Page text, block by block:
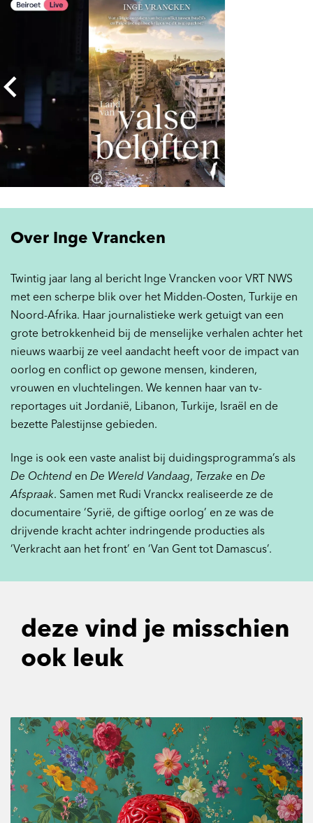
Over Inge Vrancken
Twintig jaar lang al bericht Inge Vrancken voor VRT NWS
met een scherpe blik over het Midden-Oosten, Turkije en
Noord-Afrika. Haar journalistieke werk getuigt van een
grote betrokkenheid bij de menselijke verhalen achter het
nieuws waarbij ze veel aandacht heeft voor de impact van
oorlog en conflict op gewone mensen, kinderen,
vrouwen en vluchtelingen. We kennen haar van tv-
reportages uit Jordanië, Libanon, Turkije, Israël en de
bezette Palestijnse gebieden.
Inge is ook een vaste analist bij duidingsprogramma’s als
De Ochtend en De Wereld Vandaag, Terzake en De
Afspraak. Samen met Rudi Vranckx realiseerde ze de
documentaire ‘Syrië, de giftige oorlog’ en ze was de
drijvende kracht achter indringende producties als
‘Verkracht aan het front’ en ‘Van Gent tot Damascus’.
deze vind je misschien
ook leuk